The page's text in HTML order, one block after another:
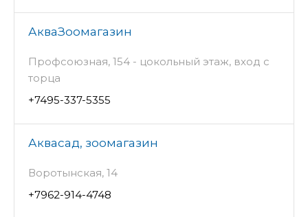
АкваЗоомагазин
Профсоюзная, 154 - цокольный этаж, вход с
торца
+7495-337-5355
Аквасад, зоомагазин
Воротынская, 14
+7962-914-4748